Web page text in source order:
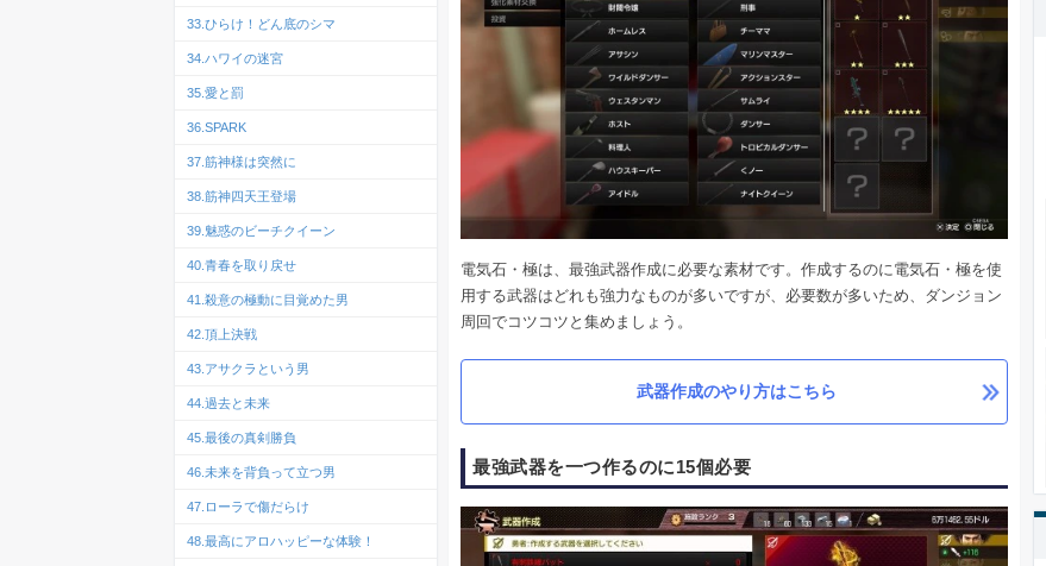
電気石・極は、最強武器作成に必要な素材です。作成するのに電気石・極を使
用する武器はどれも強力なものが多いですが、必要数が多いため、ダンジョン
周回でコツコツと集めましょう。
武器作成のやり方はこちら
最強武器を一つ作るのに15個必要
33.ひらけ！どん底のシマ
34.ハワイの迷宮
35.愛と罰
36.SPARK
37.筋神様は突然に
38.筋神四天王登場
39.魅惑のビーチクイーン
40.青春を取り戻せ
41.殺意の極動に目覚めた男
42.頂上決戦
43.アサクラという男
44.過去と未来
45.最後の真剣勝負
46.未来を背負って立つ男
47.ローラで傷だらけ
48.最高にアロハッピーな体験！